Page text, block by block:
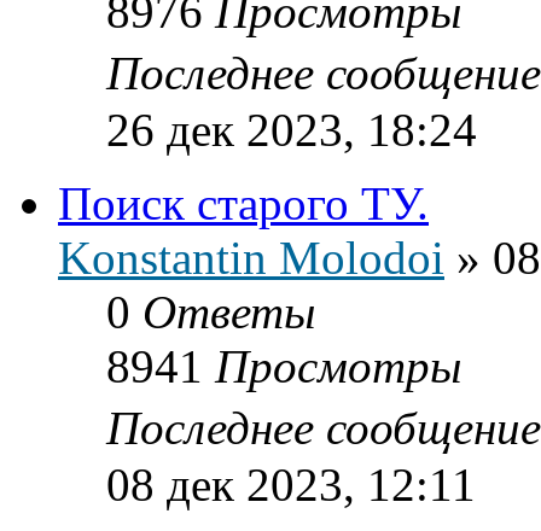
8976 Просмотры
Последнее
26 дек 2023, 18:24
Поиск старого ТУ.
Konstantin Molodoi »
0 Ответы
8941 Просмотры
Последнее
08 дек 2023, 12:11